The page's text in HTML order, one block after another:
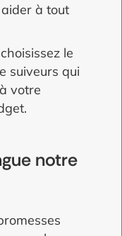
à tout
choisissez le
suiveurs qui
votre
notre